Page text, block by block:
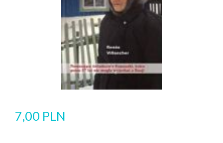
7,00 PLN